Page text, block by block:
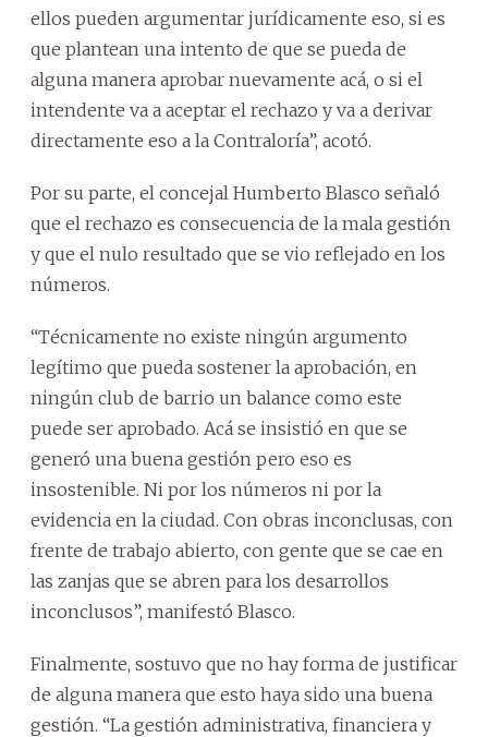
ellos pueden argumentar jurídicamente eso, si es
que plantean una intento de que se pueda de
alguna manera aprobar nuevamente acá, o si el
intendente va a aceptar el rechazo y va a derivar
directamente eso a la Contraloría”, acotó.
Por su parte, el concejal Humberto Blasco señaló
que el rechazo es consecuencia de la mala gestión
y que el nulo resultado que se vio reflejado en los
números.
“Técnicamente no existe ningún argumento
legítimo que pueda sostener la aprobación, en
ningún club de barrio un balance como este
puede ser aprobado. Acá se insistió en que se
generó una buena gestión pero eso es
insostenible. Ni por los números ni por la
evidencia en la ciudad. Con obras inconclusas, con
frente de trabajo abierto, con gente que se cae en
las zanjas que se abren para los desarrollos
inconclusos”, manifestó Blasco.
Finalmente, sostuvo que no hay forma de justificar
de alguna manera que esto haya sido una buena
gestión. “La gestión administrativa, financiera y